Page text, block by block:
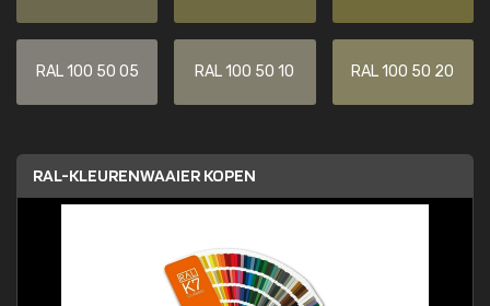
RAL 100 50 05 RAL 100 50 10 RAL 100 50 20
RAL-KLEURENWAAIER KOPEN